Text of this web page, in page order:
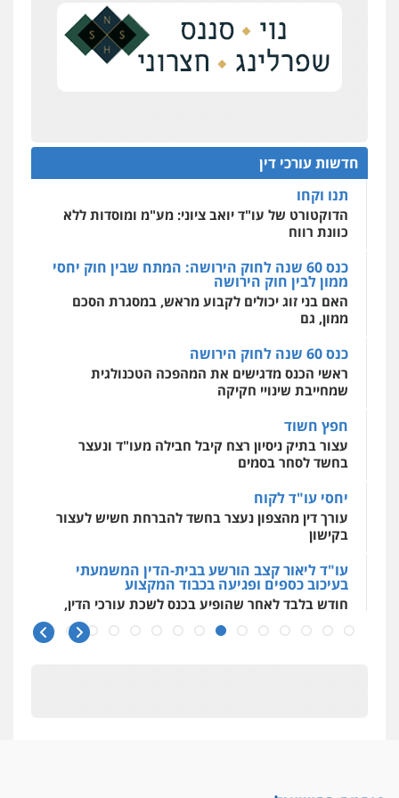
0504578527
אחסון אתרים
מקצועיים לעורכי דין
מרכז התחלה חדשה
אסירים עבירות מין שירותים מקצועיים
לעורכי דין
חדשות עורכי דין
על סדר היום
כנס תביעות ייצוגיות: הדילמה בין זכויות צרכנים
להגנה על עסקים קטנים
תנו וקחו
הדוקטורט של עו"ד יואב ציוני: מע"מ ומוסדות ללא
כוונת רווח
כנס 60 שנה לחוק הירושה: המתח שבין חוק יחסי
ממון לבין חוק הירושה
האם בני זוג יכולים לקבוע מראש, במסגרת הסכם
ממון, גם
כנס 60 שנה לחוק הירושה
ראשי הכנס מדגישים את המהפכה הטכנולגית
שמחייבת שינויי חקיקה
חפץ חשוד
עצור בתיק ניסיון רצח קיבל חבילה מעו"ד ונעצר
בחשד לסחר בסמים
יחסי עו"ד לקוח
עורך דין מהצפון נעצר בחשד להברחת חשיש לעצור
בקישון
עו"ד ליאור קצב הורשע בבית-הדין המשמעתי
בעיכוב כספים ופגיעה בכבוד המקצוע
חודש בלבד לאחר שהופיע בכנס לשכת עורכי הדין,
קצב הורשע